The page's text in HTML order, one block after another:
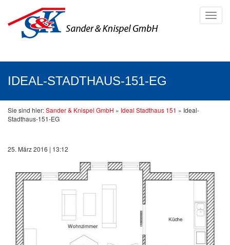
IDEAL-STADTHAUS-151-EG
Sie sind hier:Sander & Knispel GmbH » Ideal Stadthaus 151 » Ideal-
Stadthaus-151-EG
25. März 2016 | 13:12